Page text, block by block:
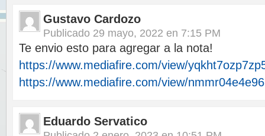
Gustavo Cardozo
Publicado 29 mayo, 2022 en 7:15 PM
Te envio esto para agregar a la nota!
https://www.mediafire.com/view/
https://www.mediafire.com/view/
Eduardo Servatico